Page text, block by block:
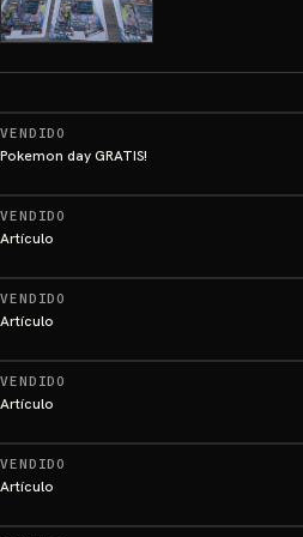
VENDIDO
Pokemon day GRATIS!
VENDIDO
Artículo
VENDIDO
Artículo
VENDIDO
Artículo
VENDIDO
Artículo